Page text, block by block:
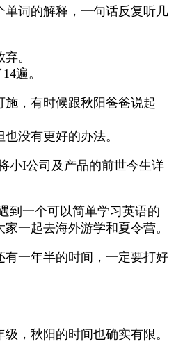
词的解释，一句话反复听几
。
遍。
，有时候跟秋阳爸爸说起
没有更好的办法。
小I公司及产品的前世今生详
到一个可以简单学习英语的
一起去海外游学和夏令营。
一年半的时间，一定要打好
，秋阳的时间也确实有限。